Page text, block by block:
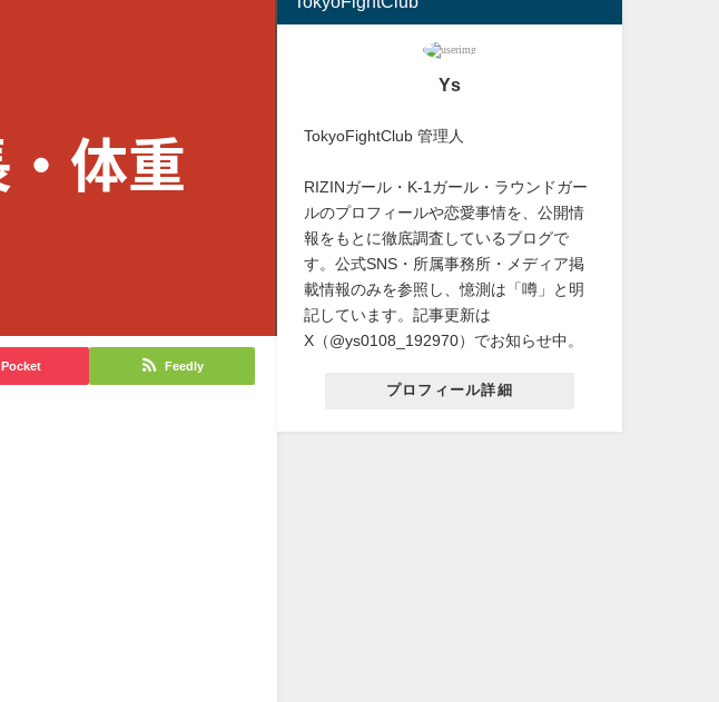
Pocket Feedly
Ys
TokyoFightClub 管理人
RIZINガール・K-1ガール・ラウンドガー
ルのプロフィールや恋愛事情を、公開情
報をもとに徹底調査しているブログで
す。公式SNS・所属事務所・メディア掲
載情報のみを参照し、憶測は「噂」と明
記しています。記事更新は
X（@ys0108_192970）でお知らせ中。
プロフィール詳細